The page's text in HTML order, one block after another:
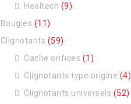
Healtech (9)
Bougies (11)
Clignotants (59)
Cache orifices (1)
Clignotants type origine (4)
Clignotants universels (52)